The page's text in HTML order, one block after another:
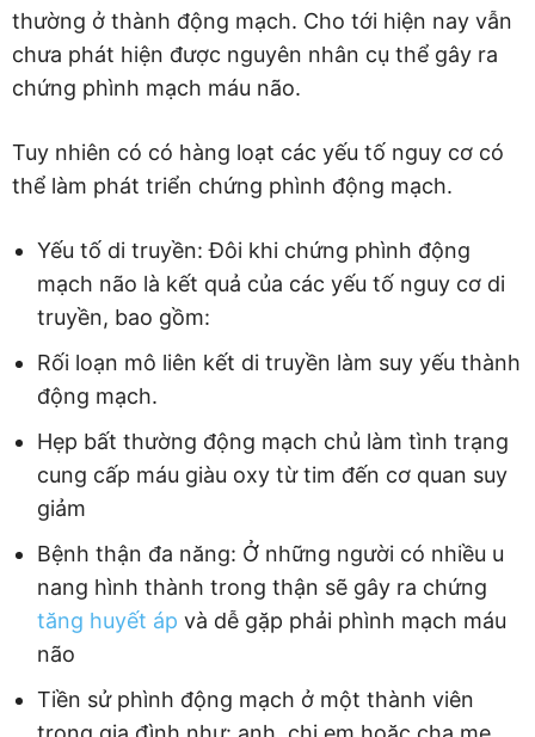
thường ở thành động mạch. Cho tới hiện nay vẫn
chưa phát hiện được nguyên nhân cụ thể gây ra
chứng phình mạch máu não.
Tuy nhiên có có hàng loạt các yếu tố nguy cơ có
thể làm phát triển chứng phình động mạch.
Yếu tố di truyền: Đôi khi chứng phình động
mạch não là kết quả của các yếu tố nguy cơ di
truyền, bao gồm:
Rối loạn mô liên kết di truyền làm suy yếu thành
động mạch.
Hẹp bất thường động mạch chủ làm tình trạng
cung cấp máu giàu oxy từ tim đến cơ quan suy
giảm
Bệnh thận đa năng: Ở những người có nhiều u
nang hình thành trong thận sẽ gây ra chứng
tăng huyết áp và dễ gặp phải phình mạch máu
não
Tiền sử phình động mạch ở một thành viên